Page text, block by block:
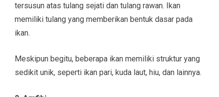
tersusun atas tulang sejati dan tulang rawan. Ikan
memiliki tulang yang memberikan bentuk dasar pada
ikan.
Meskipun begitu, beberapa ikan memiliki struktur yang
sedikit unik, seperti ikan pari, kuda laut, hiu, dan lainnya.